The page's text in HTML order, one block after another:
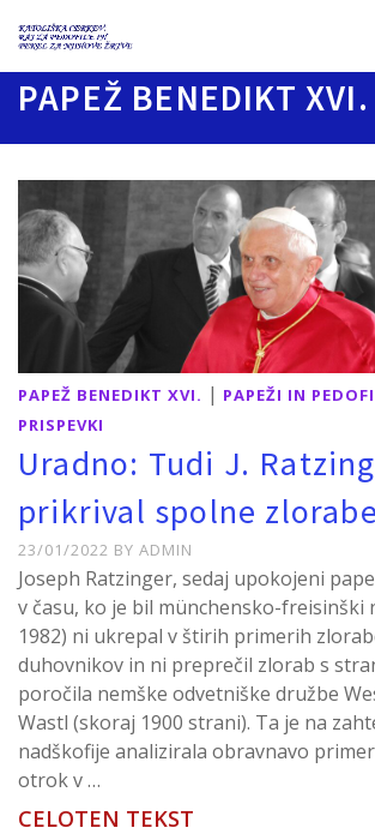
PAPEŽ BENEDIKT XVI.
PAPEŽ BENEDIKT XVI. | PAPEŽI IN
PRISPEVKI
Uradno: Tudi J.
prikrival spolne
23/01/2022 BY ADMIN
Joseph Ratzinger, sedaj upokojeni
v času, ko je bil münchensko-freisinški
1982) ni ukrepal v štirih primerih
duhovnikov in ni preprečil zlorab s
poročila nemške odvetniške družbe
Wastl (skoraj 1900 strani). Ta je na
nadškofije analizirala obravnavo
otrok v …
CELOTEN TEKST